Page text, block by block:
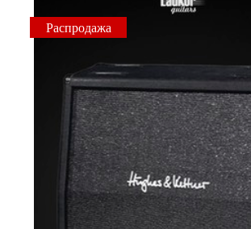
Распродажа